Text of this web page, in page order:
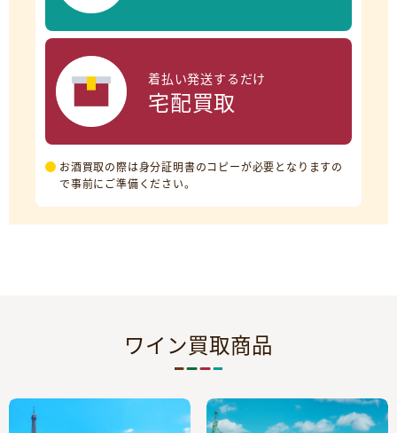
着払い発送するだけ
宅配買取
お酒買取の際は身分証明書のコピーが必要となりますの
で事前にご準備ください。
ワイン買取商品